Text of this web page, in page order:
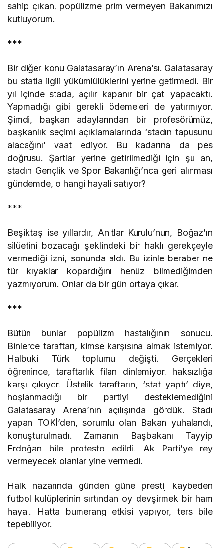
sahip çıkan, popülizme prim vermeyen Bakanımızı
kutluyorum.
***
Bir diğer konu Galatasaray’ın Arena’sı. Galatasaray
bu statla ilgili yükümlülüklerini yerine getirmedi. Bir
yıl içinde stada, açılır kapanır bir çatı yapacaktı.
Yapmadığı gibi gerekli ödemeleri de yatırmıyor.
Şimdi, başkan adaylarından bir profesörümüz,
başkanlık seçimi açıklamalarında ‘stadın tapusunu
alacağını’ vaat ediyor. Bu kadarına da pes
doğrusu. Şartlar yerine getirilmediği için şu an,
stadın Gençlik ve Spor Bakanlığı’nca geri alınması
gündemde, o hangi hayali satıyor?
***
Beşiktaş ise yıllardır, Anıtlar Kurulu’nun, Boğaz’ın
silüetini bozacağı şeklindeki bir haklı gerekçeyle
vermediği izni, sonunda aldı. Bu izinle beraber ne
tür kıyaklar kopardığını henüz bilmediğimden
yazmıyorum. Onlar da bir gün ortaya çıkar.
***
Bütün bunlar popülizm hastalığının sonucu.
Binlerce taraftarı, kimse karşısına almak istemiyor.
Halbuki Türk toplumu değişti. Gerçekleri
öğrenince, taraftarlık filan dinlemiyor, haksızlığa
karşı çıkıyor. Üstelik taraftarın, ‘stat yaptı’ diye,
hoşlanmadığı bir partiyi desteklemediğini
Galatasaray Arena’nın açılışında gördük. Stadı
yapan TOKİ’den, sorumlu olan Bakan yuhalandı,
konuşturulmadı. Zamanın Başbakanı Tayyip
Erdoğan bile protesto edildi. Ak Parti’ye rey
vermeyecek olanlar yine vermedi.
Halk nazarında günden güne prestij kaybeden
futbol kulüplerinin sırtından oy devşirmek bir ham
hayal. Hatta bumerang etkisi yapıyor, ters bile
tepebiliyor.